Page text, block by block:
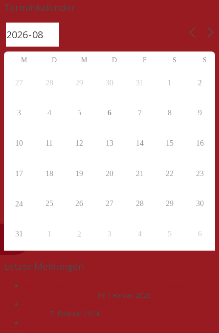
Terminkalender
M D M D F S S
27 28 29 30 31 1 2
3 4 5 6 7 8 9
10 11 12 13 14 15 16
17 18 19 20 21 22 23
24 25 26 27 28 29 30
31 1 2 3 4 5 6
Letzte Meldungen
19. Februar 2025
7. Februar 2024